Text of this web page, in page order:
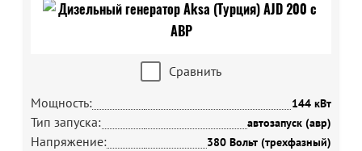
Сравнить
Мощность:
144 кВт
Тип запуска: автозапуск (авр)
Напряжение: 380 Вольт (трехфазный)